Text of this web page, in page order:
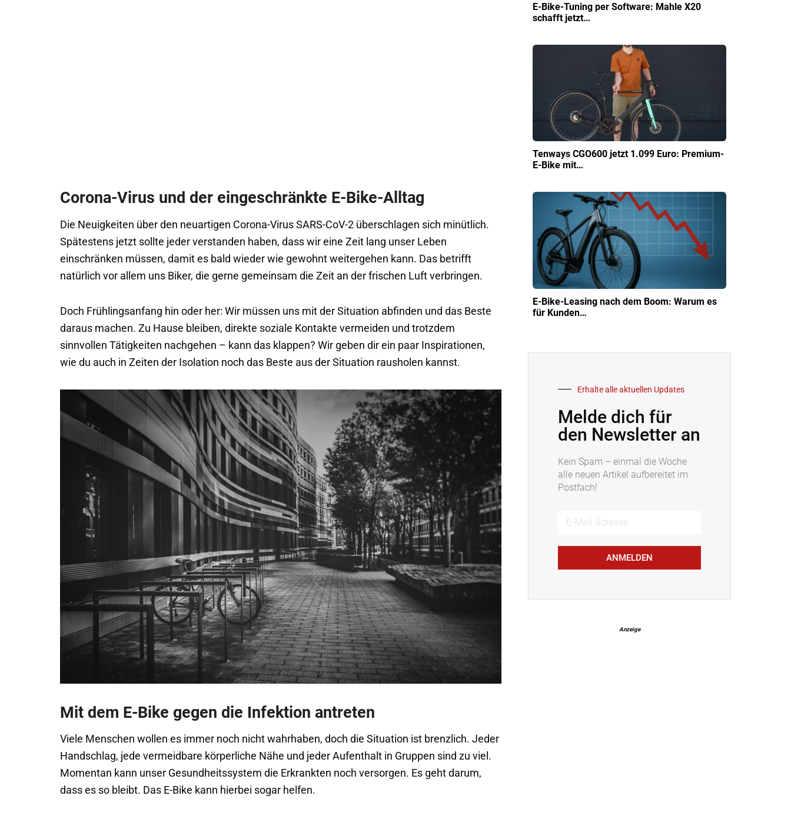
Corona-Virus und der eingeschränkte E-Bike-Alltag
Die Neuigkeiten über den neuartigen Corona-Virus SARS-CoV-2 überschlagen sich minütlich.
Spätestens jetzt sollte jeder verstanden haben, dass wir eine Zeit lang unser Leben
einschränken müssen, damit es bald wieder wie gewohnt weitergehen kann. Das betrifft
natürlich vor allem uns Biker, die gerne gemeinsam die Zeit an der frischen Luft verbringen.
Doch Frühlingsanfang hin oder her: Wir müssen uns mit der Situation abfinden und das Beste
daraus machen. Zu Hause bleiben, direkte soziale Kontakte vermeiden und trotzdem
sinnvollen Tätigkeiten nachgehen – kann das klappen? Wir geben dir ein paar Inspirationen,
wie du auch in Zeiten der Isolation noch das Beste aus der Situation rausholen kannst.
Mit dem E-Bike gegen die Infektion antreten
Viele Menschen wollen es immer noch nicht wahrhaben, doch die Situation ist brenzlich. Jeder
Handschlag, jede vermeidbare körperliche Nähe und jeder Aufenthalt in Gruppen sind zu viel.
Momentan kann unser Gesundheitssystem die Erkrankten noch versorgen. Es geht darum,
dass es so bleibt. Das E-Bike kann hierbei sogar helfen.
E-Bike-Tuning per Software: Mahle X20
schafft jetzt…
Tenways CGO600 jetzt 1.099 Euro: Premium-
E-Bike mit…
E-Bike-Leasing nach dem Boom: Warum es
für Kunden…
Erhalte alle aktuellen Updates
Melde dich für
den Newsletter an
Kein Spam – einmal die Woche
alle neuen Artikel aufbereitet im
Postfach!
ANMELDEN
Anzeige